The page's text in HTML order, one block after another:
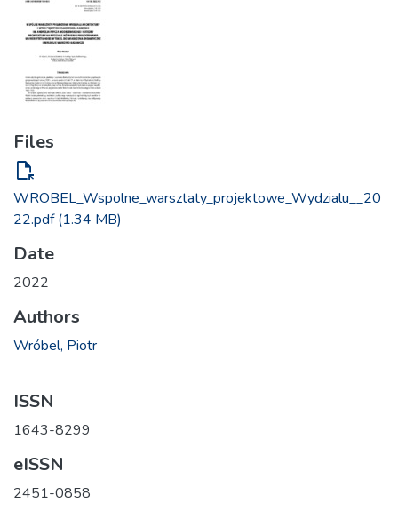
Files
file_open
WROBEL_Wspolne_warsztaty_projektowe_Wydzialu__20
22.pdf(1.34 MB)
Date
2022
Authors
Wróbel, Piotr
ISSN
1643-8299
eISSN
2451-0858